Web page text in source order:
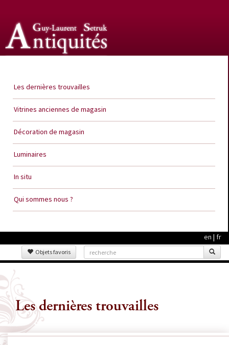
Les dernières trouvailles
Vitrines anciennes de magasin
Décoration de magasin
Luminaires
In situ
Qui sommes nous ?
en | fr
Objets favoris
Les dernières trouvailles